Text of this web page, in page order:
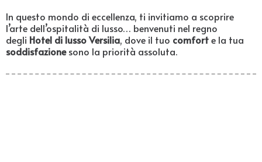
In questo mondo di eccellenza, ti invitiamo a scoprire
l’arte dell’ospitalità di lusso… benvenuti nel regno
degli Hotel di lusso Versilia, dove il tuo comforte la tua
soddisfazionesono la priorità assoluta.